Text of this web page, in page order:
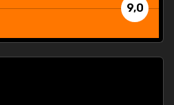
9,0